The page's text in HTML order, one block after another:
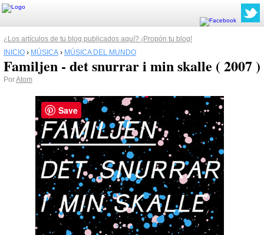
¿Los artículos de tu blog publicados aquí? ¡Propón tu blog!
INICIO › MÚSICA › MÚSICA DEL MUNDO
Familjen - det snurrar i min skalle ( 2007 )
PorAtom
Save